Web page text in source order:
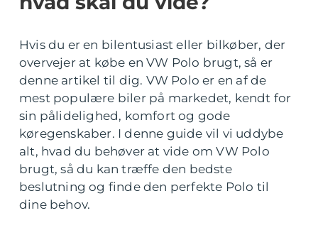
Hvis du er en bilentusiast eller bilkøber, der
overvejer at købe en VW Polo brugt, så er
denne artikel til dig. VW Polo er en af de
mest populære biler på markedet, kendt for
sin pålidelighed, komfort og gode
køregenskaber. I denne guide vil vi uddybe
alt, hvad du behøver at vide om VW Polo
brugt, så du kan træffe den bedste
beslutning og finde den perfekte Polo til
dine behov.